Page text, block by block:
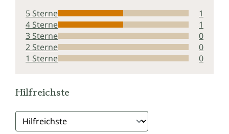
5 Sterne
1
4 Sterne
1
3 Sterne
0
2 Sterne
0
1 Sterne
0
Hilfreichste